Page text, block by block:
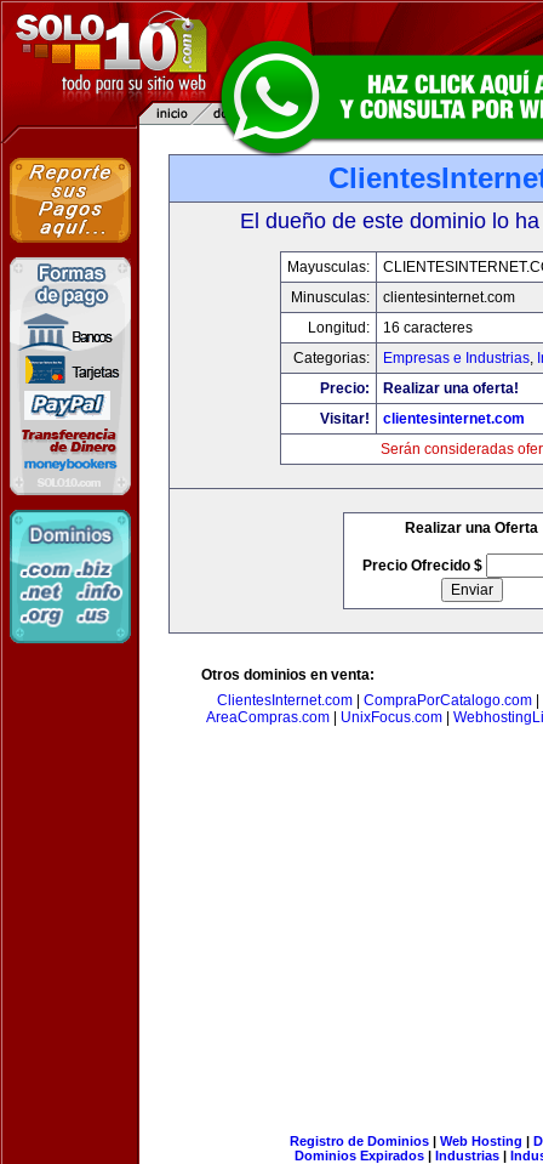
El dueño de este dominio lo
Mayusculas:
Minusculas:
clientesinternet.com
Longitud:
16 caracteres
Categorias:
Empresas e Industrias,
Precio:
Realizar una oferta!
Visitar!
clientesinternet.com
Serán consideradas
Realizar una Oferta
Precio Ofrecido $
Otros dominios en venta:
ClientesInternet.com
CompraPorCatalogo.com
AreaCompras.com
UnixFocus.com
Registro de Dominios| Web Hosting |
Dominios Expirados | Industrias |